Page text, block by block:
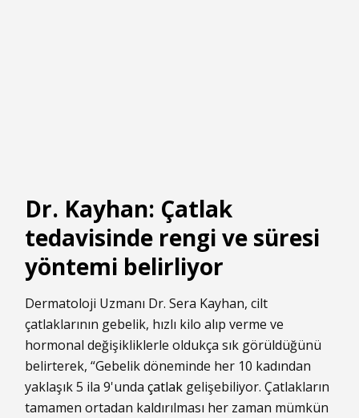
Dr. Kayhan: Çatlak
tedavisinde rengi ve süresi
yöntemi belirliyor
Dermatoloji Uzmanı Dr. Sera Kayhan, cilt
çatlaklarının gebelik, hızlı kilo alıp verme ve
hormonal değişikliklerle oldukça sık görüldüğünü
belirterek, “Gebelik döneminde her 10 kadından
yaklaşık 5 ila 9'unda çatlak gelişebiliyor. Çatlakların
tamamen ortadan kaldırılması her zaman mümkün